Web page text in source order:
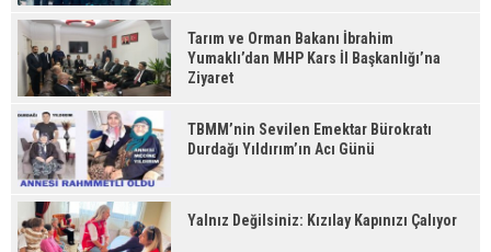
Tarım ve Orman Bakanı İbrahim
Yumaklı’dan MHP Kars İl Başkanlığı’na
Ziyaret
TBMM’nin Sevilen Emektar Bürokratı
Durdağı Yıldırım’ın Acı Günü
Yalnız Değilsiniz: Kızılay Kapınızı Çalıyor